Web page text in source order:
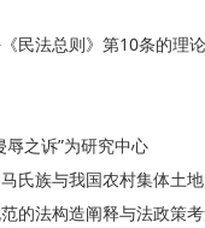
法总则》第10条的理
之诉”为研究中心
氏族与我国农村集体土
的法构造阐释与法政策